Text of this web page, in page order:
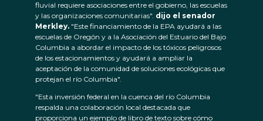
fluvial requiere asociaciones entre el gobierno, las escuelas
y las organizaciones comunitarias". dijo el senador
Merkley. "Este financiamiento de la EPA ayudará a las
escuelas de Oregón y a la Asociación del Estuario del Bajo
Columbia a abordar el impacto de los tóxicos peligrosos
de los estacionamientos y ayudará a ampliar la
aceptación de la comunidad de soluciones ecológicas que
protejan el río Columbia".
"Esta inversión federal en la cuenca del río Columbia
respalda una colaboración local destacada que
proporciona un ejemplo de libro de texto sobre cómo